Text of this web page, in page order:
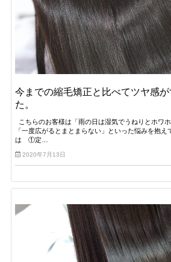
今までの縮毛矯正と比べてツヤ感
た。
こちらのお客様は「雨の日は湿気でうねりとホワ
「一度広がるとまとまらない」といった悩みを抱え
は ①定…
2020年7月13日